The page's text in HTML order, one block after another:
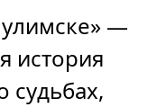
—
история
судьбах,